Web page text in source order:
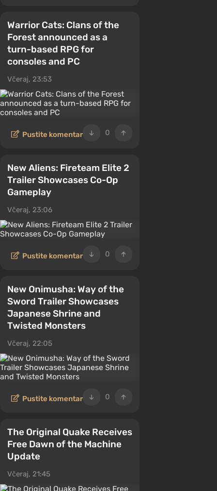
Warrior Cats: Clans of the
Forest announced as a
turn-based RPG for
consoles and PC
Včeraj, 23:53
0
Pustite komentar
New Aliens: Fireteam Elite 2
Trailer Showcases Co-Op
Gameplay
Včeraj, 23:06
0
Pustite komentar
New Onimusha: Way of the
Sword Trailer Showcases
Japanese Shrine and
Twisted Monsters
Včeraj, 22:05
0
Pustite komentar
The Original Quake Receives
Free Dawn of the Machine
Update
Včeraj, 21:45